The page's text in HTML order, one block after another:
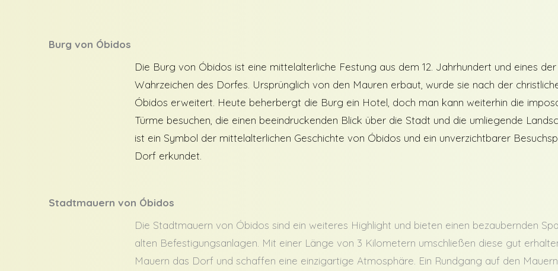
Burg von Óbidos
Die Burg von Óbidos ist eine mittelalterliche Festung aus dem 12. Jahrhundert und eines
Wahrzeichen des Dorfes. Ursprünglich von den Mauren erbaut, wurde sie nach der
Óbidos erweitert. Heute beherbergt die Burg ein Hotel, doch man kann weiterhin die
Türme besuchen, die einen beeindruckenden Blick über die Stadt und die umliegende
ist ein Symbol der mittelalterlichen Geschichte von Óbidos und ein unverzichtbarer
Dorf erkundet.
Stadtmauern von Óbidos
Die Stadtmauern von Óbidos sind ein weiteres Highlight und bieten einen bezaubernden
alten Befestigungsanlagen. Mit einer Länge von 3 Kilometern umschließen diese gut
Mauern das Dorf und schaffen eine einzigartige Atmosphäre. Ein Rundgang auf den